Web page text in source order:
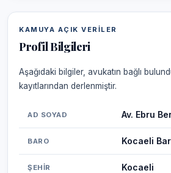
KAMUYA AÇIK VERILER
Profil Bilgileri
Aşağıdaki bilgiler, avukatın bağlı
kayıtlarından derlenmiştir.
AD SOYAD Av. Ebru
BARO Kocaeli
ŞEHIR Kocaeli